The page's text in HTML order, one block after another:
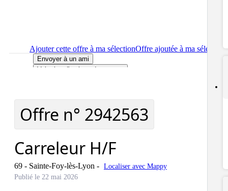
Ajouter cette offre à ma sélectionOffre ajoutée à ma sélection
Envoyer à un ami
Voir plus d'options de partage
Offre n° 2942563
Carreleur H/F
69 - Sainte-Foy-lès-Lyon - Localiser avec Mappy
Publié le 22 mai 2026